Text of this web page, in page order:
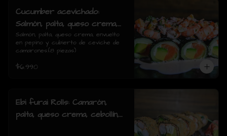
Cucumber acevichado:
Salmón, palta, queso crema,
envuelto en pepino y cubierto
de ceviche de camarones.(8
Salmón, palta, queso crema, envuelto
en pepino y cubierto de ceviche de
camarones.(8 piezas)
$6.990
Ebi furai Rolls: Camarón,
palta, queso crema, cebollín,